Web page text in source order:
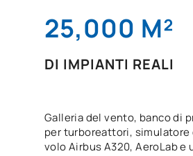
25,000 M²
DI IMPIANTI REALI
Galleria del vento, banco di
per turboreattori, simulatore
volo Airbus A320, AeroLab e